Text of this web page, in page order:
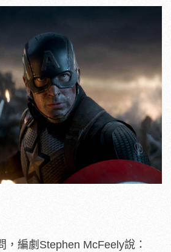
，編劇Stephen McFeely說：